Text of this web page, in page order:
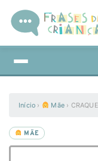
Início › Mãe ›
MÃE